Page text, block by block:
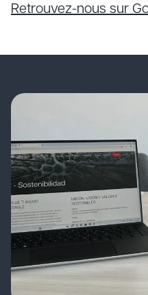
Retrouvez-nous sur